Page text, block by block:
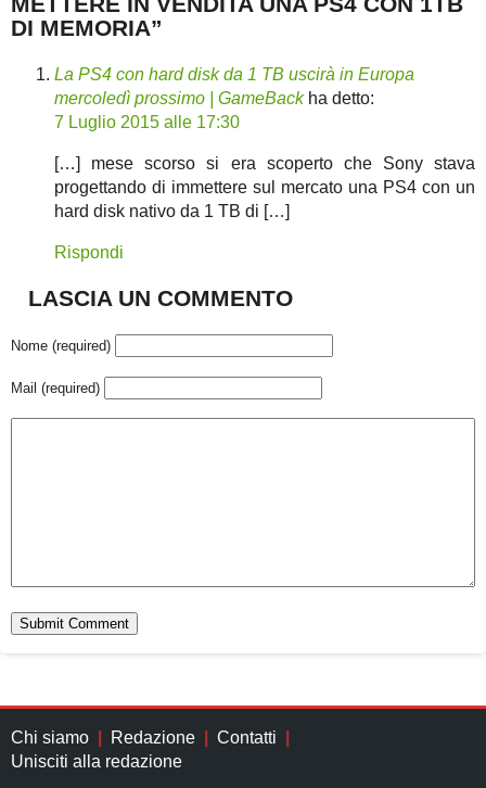
DI MEMORIA”
La PS4 con hard disk da 1 TB uscirà in Europa
mercoledì prossimo | GameBack ha detto:
7 Luglio 2015 alle 17:30
[…] mese scorso si era scoperto che Sony stava
progettando di immettere sul mercato una PS4 con un
hard disk nativo da 1 TB di […]
Rispondi
LASCIA UN COMMENTO
Nome (required)
Mail (required)
Chi siamo Redazione
Contatti
Unisciti alla redazione